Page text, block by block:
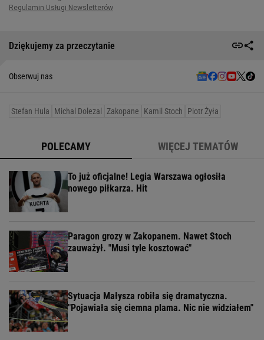
Dziękujemy za przeczytanie
Obserwuj nas
Stefan Hula Michal Dolezal Zakopane Kamil Stoch Piotr Żyła
POLECAMY WIĘCEJ TEMATÓW
To już oficjalne! Legia Warszawa ogłosiła
nowego piłkarza. Hit
Paragon grozy w Zakopanem. Nawet Stoch
zauważył. "Musi tyle kosztować"
Sytuacja Małysza robiła się dramatyczna.
"Pojawiała się ciemna plama. Nic nie widziałem"